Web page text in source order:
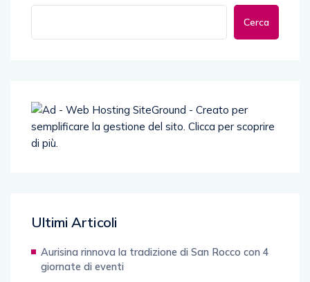
Cerca
Ultimi Articoli
Aurisina rinnova la tradizione di San Rocco con 4
giornate di eventi